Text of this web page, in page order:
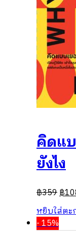
คิดแ
ยังไง
฿359฿
หยิบใส่ตะ
- 15%